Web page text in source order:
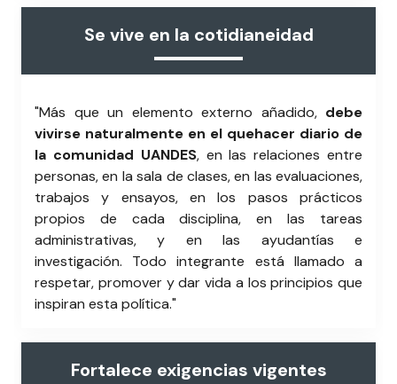
Se vive en la cotidianeidad
"Más que un elemento externo añadido, debe
vivirse naturalmente en el quehacer diario de
la comunidad UANDES, en las relaciones entre
personas, en la sala de clases, en las evaluaciones,
trabajos y ensayos, en los pasos prácticos
propios de cada disciplina, en las tareas
administrativas, y en las ayudantías e
investigación. Todo integrante está llamado a
respetar, promover y dar vida a los principios que
inspiran esta política."
Fortalece exigencias vigentes